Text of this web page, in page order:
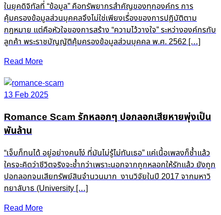
ในยุคดิจิทัลที่ “ข้อมูล” คือทรัพยากรสำคัญของทุกองค์กร การ
คุ้มครองข้อมูลส่วนบุคคลจึงไม่ใช่เพียงเรื่องของการปฏิบัติตาม
กฎหมาย แต่คือหัวใจของการสร้าง “ความไว้วางใจ” ระหว่างองค์กรกับ
ลูกค้า พระราชบัญญัติคุ้มครองข้อมูลส่วนบุคคล พ.ศ. 2562 […]
Read More
13 Feb 2025
Romance Scam รักหลอกๆ ปอกลอกเสียหายพุ่งเป็น
พันล้าน
“เจ็บก็ทนได้ อยู่อย่างคนโง่ ที่มันไม่รู้ไม่ทันเธอ” แค่เนื้อเพลงก็ช้ำแล้ว
ใครจะคิดว่าชีวิตจริงจะช้ำกว่าเพราะนอกจากถูกหลอกให้รักแล้ว ยังถูก
ปอกลอกจนเสียทรัพย์สินจำนวนมาก งานวิจัยในปี 2017 จากมหาวิ
ทยาลับาธ (University […]
Read More